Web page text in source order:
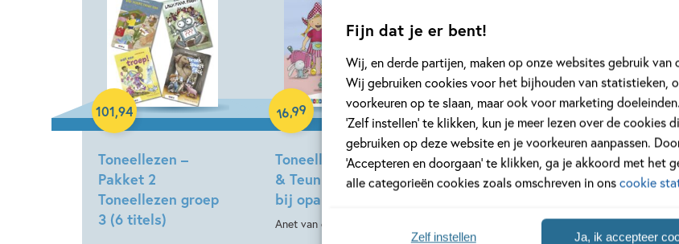
Fijn dat je er bent!
Wij, en derde partijen, maken op onze websites gebruik van
Wij gebruiken cookies voor het bijhouden van statistieken,
voorkeuren op te slaan, maar ook voor marketing
‘Zelf instellen’ te klikken, kun je meer lezen over de cookies
gebruiken op deze website en je voorkeuren aanpassen.
‘Accepteren en doorgaan’ te klikken, ga je akkoord met het
alle categorieën cookies zoals omschreven in onscookie
Ja, ik accepteer
Zelf instellen
Toneellezen –
Pakket 2
Toneellezen groep
3 (6 titels)
101,94
Samengesteld pakket
Toneellezen – Fien
& Teun – Een nacht
bij opa en oma
Anet van de Vorst
16,99
Hardcover
Toneellezen – wat
een troep!
16,99
Hardcover
zoekt
16,99